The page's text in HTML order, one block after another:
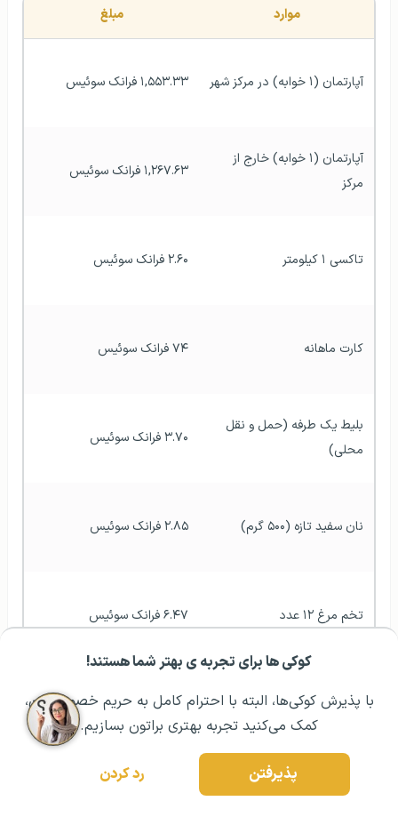
کوکی ها برای تجربه ی بهتر شما هستند!
با پذیرش کوکی‌ها، البته با احترام کامل به حریم خصوصیتون،
کمک می‌کنید تجربه بهتری براتون بسازیم.
پذیرفتن رد کردن
مشــاوره اولیه رایگان: ۰۲۱ ۴۳۰۰۰ ۰۲۱ رزرو مشاوره تخصصی
موارد مبلغ
آپارتمان (۱ خوابه) در مرکز شهر ۱,۵۵۳.۳۳ فرانک سوئیس
مرکز
۱,۲۶۷.۶۳ فرانک سوئیس
تاکسی ۱ کیلومتر ۲.۶۰ فرانک سوئیس
کارت ماهانه ۷۴ فرانک سوئیس
محلی)
۳.۷۰ فرانک سوئیس
نان سفید تازه (۵۰۰ گرم) ۲.۸۵ فرانک سوئیس
تخم مرغ ۱۲ عدد ۶.۴۷ فرانک سوئیس
فیله مرغ (۱ کیلوگرم) ۲۶ فرانک سوئيس
جدول هزینه‌های زندگی در شهر لوزان